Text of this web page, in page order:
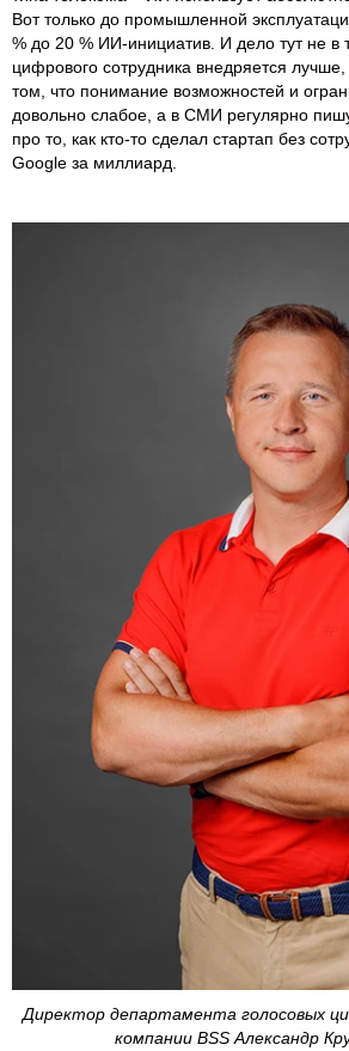
Вот только до промышленной
% до 20 % ИИ-инициатив. И дело тут не в
цифрового сотрудника внедряется
том, что понимание возможностей и
довольно слабое, а в СМИ регулярно
про то, как кто-то сделал стартап без
Google за миллиард.
Директор департамента голосовых
компании BSS Александр